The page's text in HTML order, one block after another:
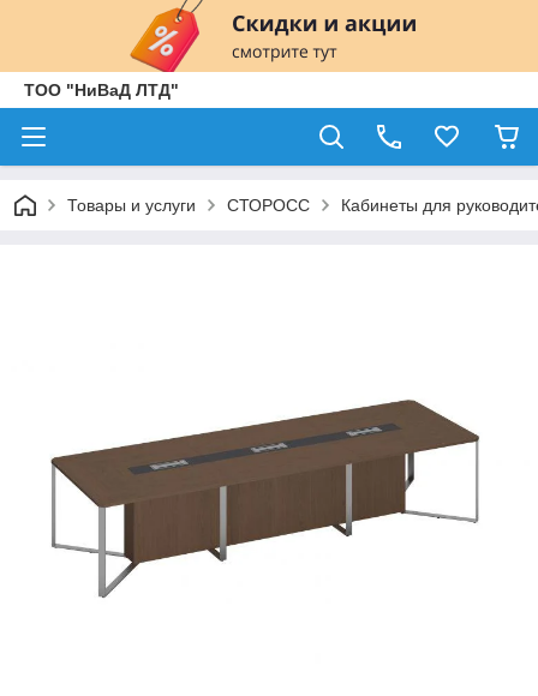
ТОО "НиВаД ЛТД"
Товары и услуги СТОРОСС Кабинеты для